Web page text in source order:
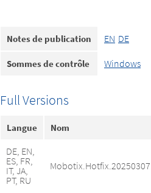
Notes de publication EN DE
Sommes de contrôle Windows
Full Versions
Langue Nom
DE, EN,
ES, FR,
IT, JA,
PT, RU